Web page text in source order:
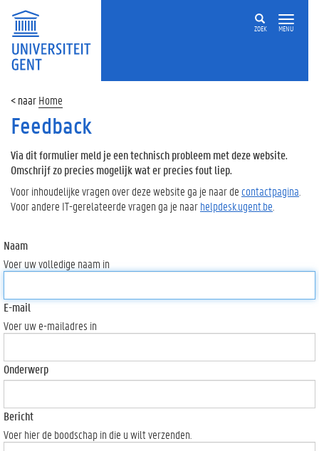
ZOEK MENU
Home
Feedback
Via dit formulier meld je een technisch probleem met deze website.
Omschrijf zo precies mogelijk wat er precies fout liep.
Voor inhoudelijke vragen over deze website ga je naar de contactpagina
Voor andere IT-gerelateerde vragen ga je naarhelpdesk.ugent.be
Naam
Voer uw volledige naam in
E-mail
Voer uw e-mailadres in
Onderwerp
Bericht
Voer hier de boodschap in die u wilt verzenden.